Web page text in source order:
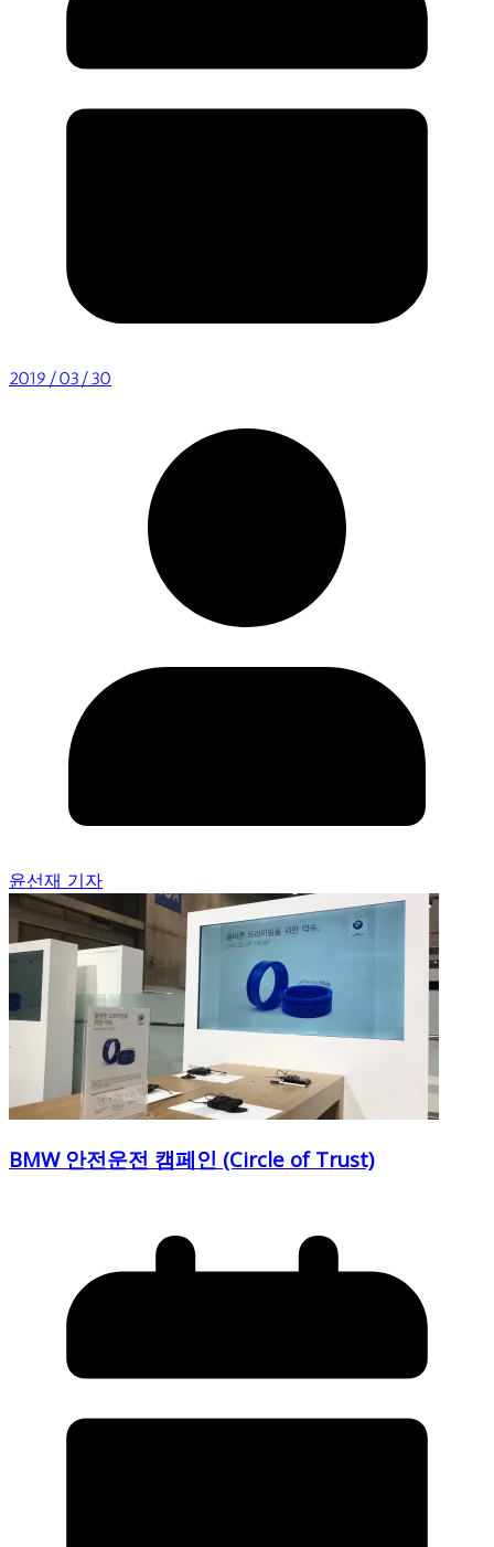
2019/03/30
윤선재 기자
BMW 안전운전 캠페인 (Circle of Trust)